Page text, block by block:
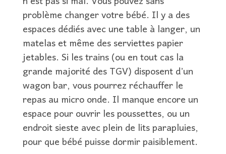
problème changer votre bébé. Il y a des
espaces dédiés avec une table à langer, un
matelas et même des serviettes papier
jetables. Si les trains (ou en tout cas la
grande majorité des TGV) disposent d’un
wagon bar, vous pourrez réchauffer le
repas au micro onde. Il manque encore un
espace pour ouvrir les poussettes, ou un
endroit sieste avec plein de lits parapluies,
pour que bébé puisse dormir paisiblement.